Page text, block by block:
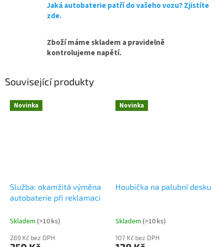
Jaká autobaterie patří do vašeho vozu? Zjistíte
zde.
Zboží máme skladem a pravidelně
kontrolujeme napětí.
Související produkty
Novinka
Služba: okamžitá výměna
autobaterie při reklamaci
Skladem (>10 ks)
289 Kč bez DPH
Novinka
Houbička na palubní desku
Skladem (>10 ks)
107 Kč bez DPH